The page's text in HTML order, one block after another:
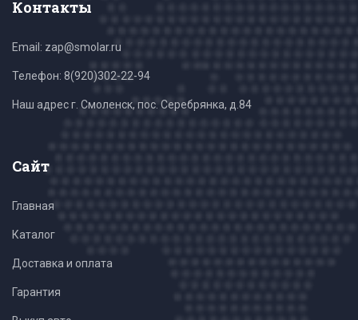
Контакты
Email: zap@smolar.ru
Телефон: 8(920)302-22-94
Наш адрес г. Смоленск, пос. Серебрянка, д.84
Сайт
Главная
Каталог
Доставка и оплата
Гарантия